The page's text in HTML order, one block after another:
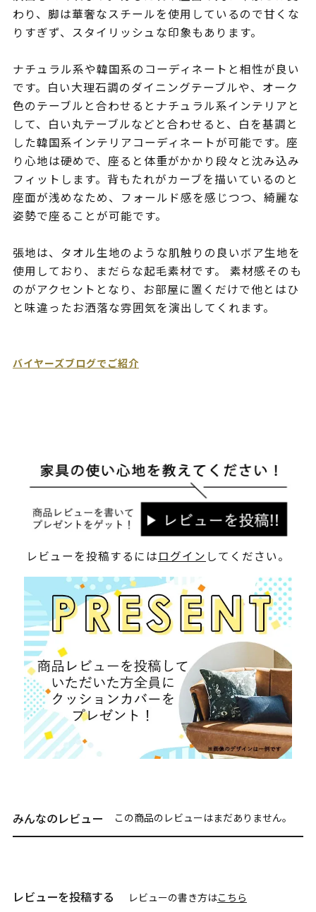
わり、脚は華奢なスチールを使用しているので甘くな
りすぎず、スタイリッシュな印象もあります。
ナチュラル系や韓国系のコーディネートと相性が良い
です。白い大理石調のダイニングテーブルや、オーク
色のテーブルと合わせるとナチュラル系インテリアと
して、白い丸テーブルなどと合わせると、白を基調と
した韓国系インテリアコーディネートが可能です。座
り心地は硬めで、座ると体重がかかり段々と沈み込み
フィットします。背もたれがカーブを描いているのと
座面が浅めなため、フォールド感を感じつつ、綺麗な
姿勢で座ることが可能です。
張地は、タオル生地のような肌触りの良いボア生地を
使用しており、まだらな起毛素材です。 素材感そのも
のがアクセントとなり、お部屋に置くだけで他とはひ
と味違ったお洒落な雰囲気を演出してくれます。
バイヤーズブログでご紹介
レビューを投稿するにはログイン してください。
みんなのレビュー この商品のレビューはまだありません。
レビューを投稿する レビューの書き方はこちら